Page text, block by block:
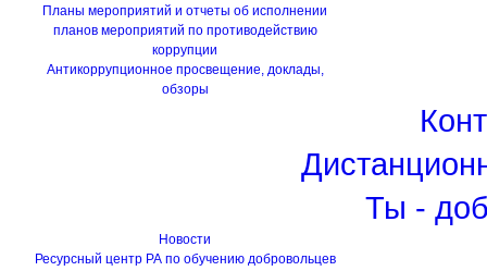
Планы мероприятий и отчеты об исполнении
планов мероприятий по противодействию
коррупции
Антикоррупционное просвещение, доклады,
обзоры
Ты -
Новости
Ресурсный центр РА по обучению добровольцев